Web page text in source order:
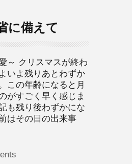
に備えて
～ クリスマスが終わ
いよ残りあとわずか
この年齢になると月
がすごく早く感じま
も残り後わずかにな
はその日の出来事